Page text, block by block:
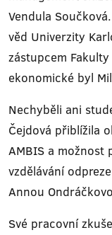
Vendula
věd Univerzity
zástupcem
ekonomické byl
Nechyběli ani
Čejdová přiblížila
AMBIS a možnost
vzdělávání
Annou
Své pracovní